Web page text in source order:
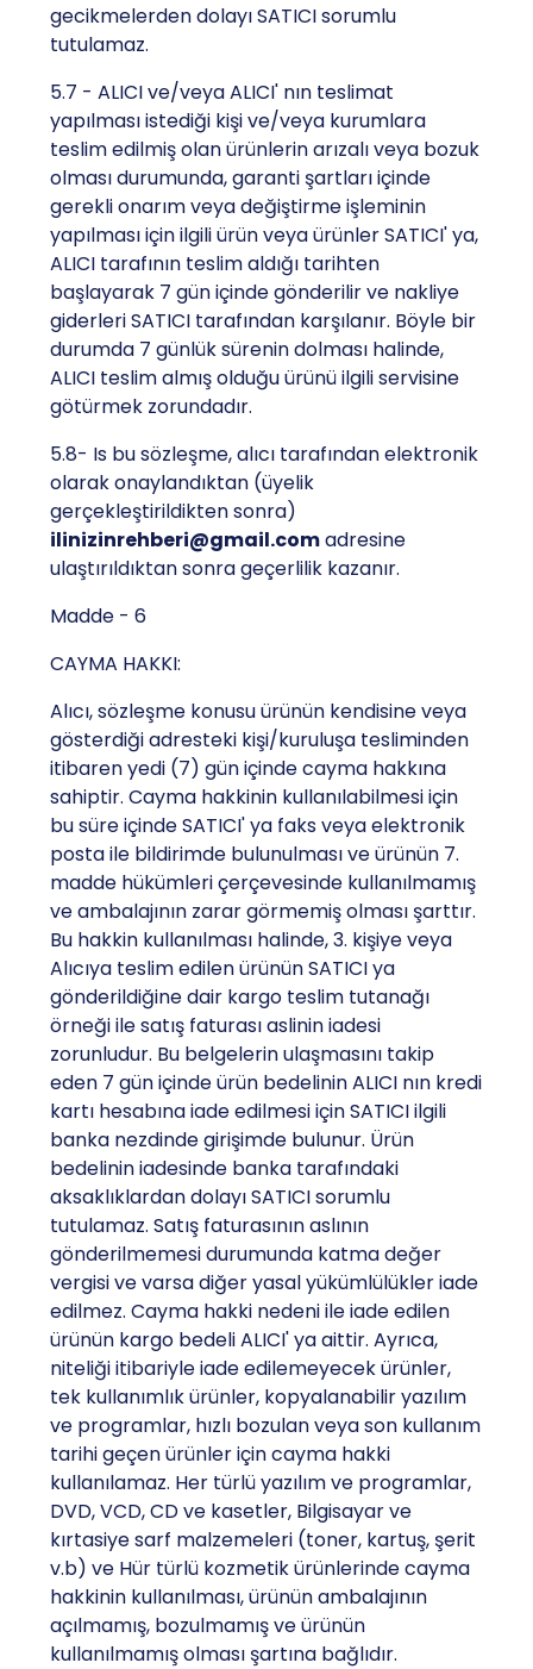
gecikmelerden dolayı SATICI sorumlu
tutulamaz.
5.7 - ALICI ve/veya ALICI' nın teslimat
yapılması istediği kişi ve/veya kurumlara
teslim edilmiş olan ürünlerin arızalı veya bozuk
olması durumunda, garanti şartları içinde
gerekli onarım veya değiştirme işleminin
yapılması için ilgili ürün veya ürünler SATICI' ya,
ALICI tarafının teslim aldığı tarihten
başlayarak 7 gün içinde gönderilir ve nakliye
giderleri SATICI tarafından karşılanır. Böyle bir
durumda 7 günlük sürenin dolması halinde,
ALICI teslim almış olduğu ürünü ilgili servisine
götürmek zorundadır.
5.8- Is bu sözleşme, alıcı tarafından elektronik
olarak onaylandıktan (üyelik
gerçekleştirildikten sonra)
ilinizinrehberi@gmail.comadresine
ulaştırıldıktan sonra geçerlilik kazanır.
Madde - 6
CAYMA HAKKI:
Alıcı, sözleşme konusu ürünün kendisine veya
gösterdiği adresteki kişi/kuruluşa tesliminden
itibaren yedi (7) gün içinde cayma hakkına
sahiptir. Cayma hakkinin kullanılabilmesi için
bu süre içinde SATICI' ya faks veya elektronik
posta ile bildirimde bulunulması ve ürünün 7.
madde hükümleri çerçevesinde kullanılmamış
ve ambalajının zarar görmemiş olması şarttır.
Bu hakkin kullanılması halinde, 3. kişiye veya
Alıcıya teslim edilen ürünün SATICI ya
gönderildiğine dair kargo teslim tutanağı
örneği ile satış faturası aslinin iadesi
zorunludur. Bu belgelerin ulaşmasını takip
eden 7 gün içinde ürün bedelinin ALICI nın kredi
kartı hesabına iade edilmesi için SATICI ilgili
banka nezdinde girişimde bulunur. Ürün
bedelinin iadesinde banka tarafındaki
aksaklıklardan dolayı SATICI sorumlu
tutulamaz. Satış faturasının aslının
gönderilmemesi durumunda katma değer
vergisi ve varsa diğer yasal yükümlülükler iade
edilmez. Cayma hakki nedeni ile iade edilen
ürünün kargo bedeli ALICI' ya aittir. Ayrıca,
niteliği itibariyle iade edilemeyecek ürünler,
tek kullanımlık ürünler, kopyalanabilir yazılım
ve programlar, hızlı bozulan veya son kullanım
tarihi geçen ürünler için cayma hakki
kullanılamaz. Her türlü yazılım ve programlar,
DVD, VCD, CD ve kasetler, Bilgisayar ve
kırtasiye sarf malzemeleri (toner, kartuş, şerit
v.b) ve Hür türlü kozmetik ürünlerinde cayma
hakkinin kullanılması, ürünün ambalajının
açılmamış, bozulmamış ve ürünün
kullanılmamış olması şartına bağlıdır.